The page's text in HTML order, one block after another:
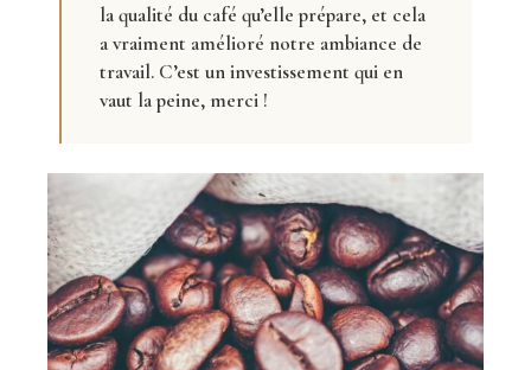
la qualité du café qu’elle prépare, et cela
a vraiment amélioré notre ambiance de
travail. C’est un investissement qui en
vaut la peine, merci !